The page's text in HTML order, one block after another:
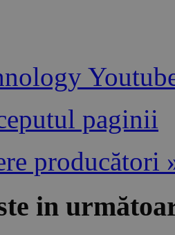
paginii
producători
in